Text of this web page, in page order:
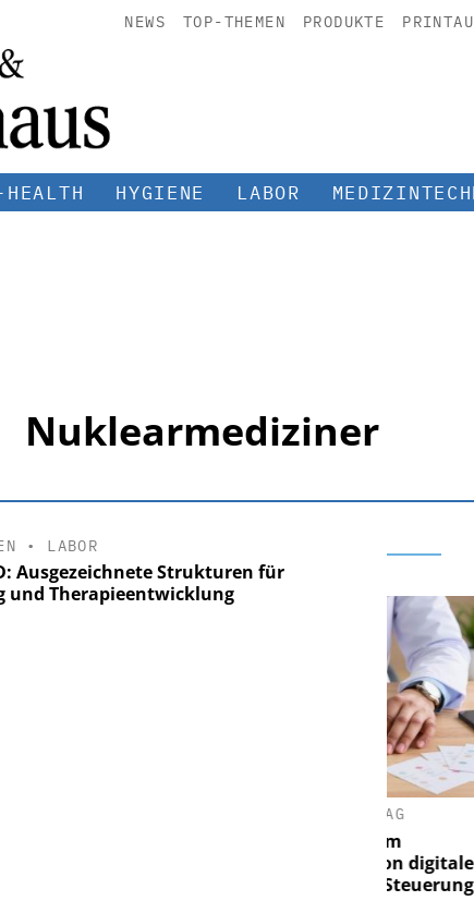
NEWS TOP-THEMEN PRODUKTE
HYGIENE LABOR
Nuklearmediziner
• LABOR
Ausgezeichnete Strukturen für
und Therapieentwicklung
Personalmanagement: Von digitaler
Ordnung zur KI-fähigen Steuerung